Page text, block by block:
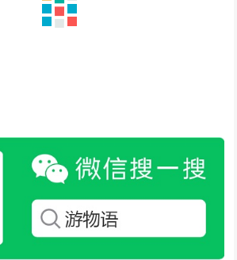
二维码，关注更多游物语游戏资讯